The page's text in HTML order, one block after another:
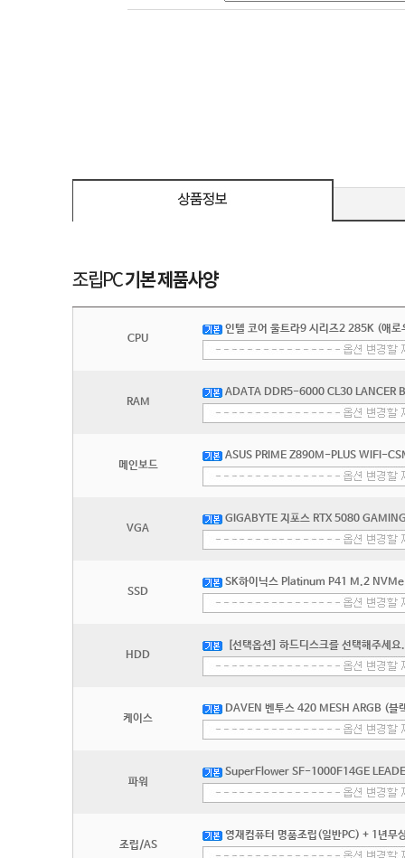
CPU
인텔 코어 울트라9 시리즈2 285K (애
RAM
ADATA DDR5-6000 CL30 LANCER
메인보드
ASUS PRIME Z890M-PLUS WIFI-
VGA
GIGABYTE 지포스 RTX 5080
SSD
SK하이닉스 Platinum P41 M.2
HDD
[선택옵션] 하드디스크를 선택해주세요.
케이스
DAVEN 벤투스 420 MESH ARGB (블
파워
SuperFlower SF-1000F14GE
조립/AS
영재컴퓨터 명품조립(일반PC) + 1년무